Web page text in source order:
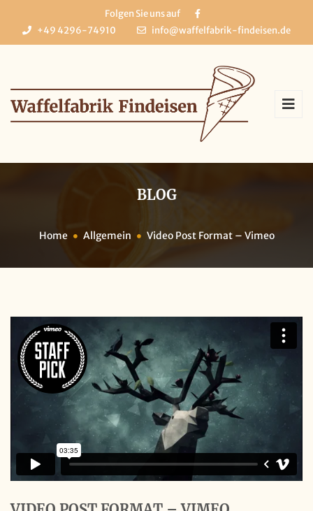
Folgen Sie uns auf
+49 4296-74910
info@waffelfabrik-findeisen.de
BLOG
Home Allgemein Video Post Format – Vimeo